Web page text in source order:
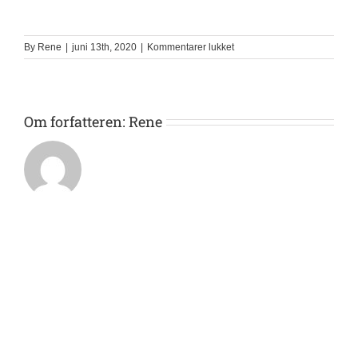
By Rene | juni 13th, 2020 | Kommentarer lukkettil
A7
Om forfatteren: Rene